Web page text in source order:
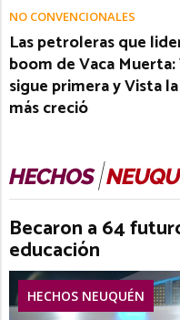
NO CONVENCIONALES
Las petroleras que
boom de Vaca Muerta:
sigue primera y Vista
más creció
Becaron a 64
educación
HECHOS NEUQUÉN